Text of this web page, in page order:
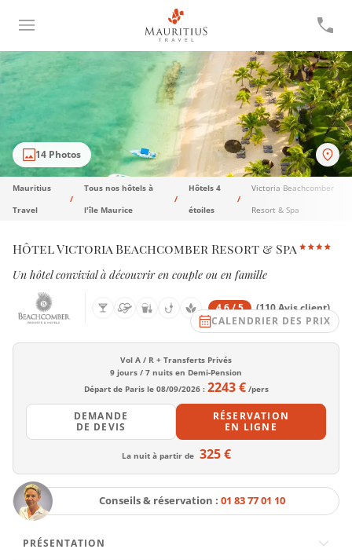
14 Photos
Mauritius
Travel
Tous nos hôtels à
l'île Maurice
Hôtels 4
étoiles
Victoria Beachcomber
Resort & Spa
Vol A / R + Transferts Privés
9 jours / 7 nuits en Demi-Pension
Départ de Paris le 08/09/2026 : 2243 € /pers
DEMANDE
DE DEVIS
RÉSERVATION
EN LIGNE
La nuit à partir de 325 €
Conseils & réservation : 01 83 77 01 10
Hôtel Victoria Beachcomber Resort & Spa
Un hôtel convivial à découvrir en couple ou en famille
4.6 / 5 (110 Avis client)
CALENDRIER DES PRIX
PRÉSENTATION